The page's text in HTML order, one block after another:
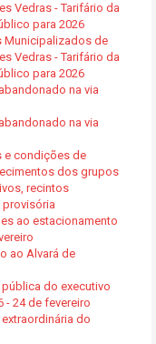
Vedras - Tarifário da
para 2026
Municipalizados de
Vedras - Tarifário da
para 2026
na via
na via
e condições de
dos grupos
recintos
ao estacionamento
ao Alvará de
pública do executivo
- 24 de fevereiro
extraordinária do